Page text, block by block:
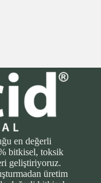
en değerli
bitkisel, toksik
geliştiriyoruz.
üretim